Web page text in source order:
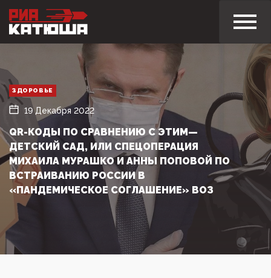
ЗДОРОВЬЕ
19 Декабря 2022
QR-КОДЫ ПО СРАВНЕНИЮ С ЭТИМ—
ДЕТСКИЙ САД, ИЛИ СПЕЦОПЕРАЦИЯ
МИХАИЛА МУРАШКО И АННЫ ПОПОВОЙ ПО
ВСТРАИВАНИЮ РОССИИ В
«ПАНДЕМИЧЕСКОЕ СОГЛАШЕНИЕ» ВОЗ